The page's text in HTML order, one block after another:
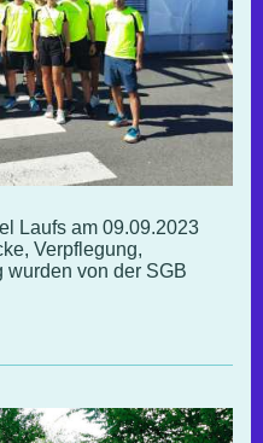
Laufs am 09.09.2023
Verpflegung,
von der SGB